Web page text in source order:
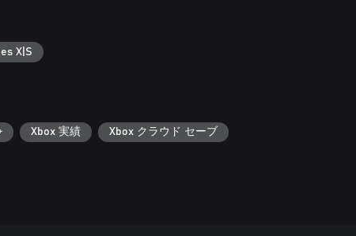
X|S
Xbox 実績 Xbox クラウド セーブ